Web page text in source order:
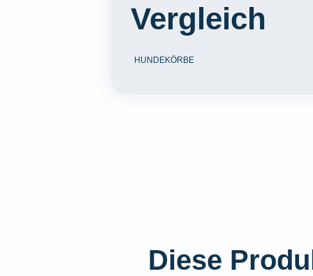
Vergleich
HUNDEKÖRBE
Diese